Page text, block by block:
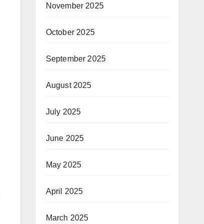
November 2025
October 2025
September 2025
August 2025
July 2025
June 2025
May 2025
April 2025
March 2025